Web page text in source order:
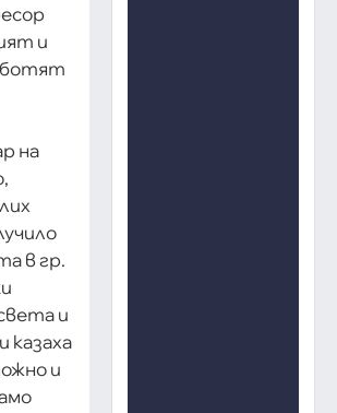
и
на
в гр.
и
казаха
и